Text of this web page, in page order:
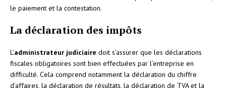
le paiement et la contestation.
La déclaration des impôts
L’administrateur judiciaire doit s’assurer que les déclarations
fiscales obligatoires sont bien effectuées par l’entreprise en
difficulté. Cela comprend notamment la déclaration du chiffre
d’affaires, la déclaration de résultats, la déclaration de TVA et la